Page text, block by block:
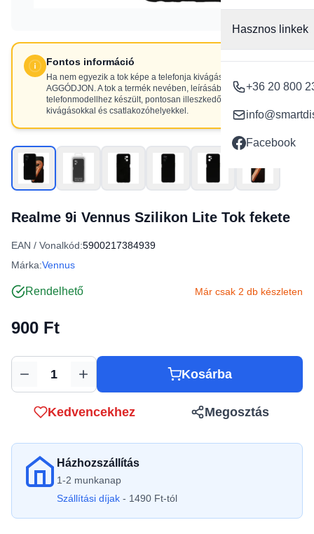
Hasznos linkek
+36 20 800
Facebook
Fontos információ
Ha nem egyezik a tok képe a telefonja kivágásaival, NE
AGGÓDJON. A tok a termék nevében, leírásában szereplő
telefonmodellhez készült, pontosan illeszkedő
kivágásokkal és csatlakozóhelyekkel.
Realme 9i Vennus Szilikon Lite Tok fekete
EAN / Vonalkód:5900217384939
Márka:Vennus
Rendelhető Már csak 2 db készleten
900 Ft
Mennyiség Kosárba
Kedvencekhez Megosztás
Házhozszállítás
1-2 munkanap
Szállítási díjak - 1490 Ft-tól